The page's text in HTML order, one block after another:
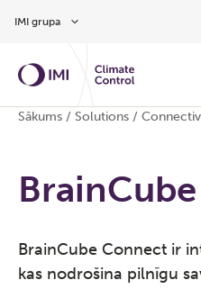
IMI grupa
Sākums / Solutions /
BrainCube Connect ir
kas nodrošina pilnīgu